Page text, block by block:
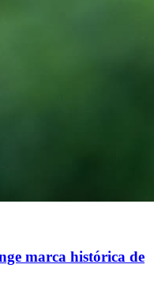
marca histórica de